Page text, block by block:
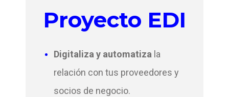
Proyecto EDI
Digitaliza y automatiza la
relación con tus proveedores y
socios de negocio.